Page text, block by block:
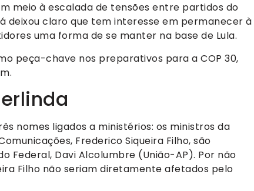
meio à escalada de tensões entre partidos do
deixou claro que tem interesse em permanecer à
uma forma de se manter na base de Lula.
peça-chave nos preparativos para a COP 30,
nomes ligados a ministérios: os ministros da
Frederico Siqueira Filho, são
Federal, Davi Alcolumbre (União-AP). Por não
Filho não seriam diretamente afetados pelo